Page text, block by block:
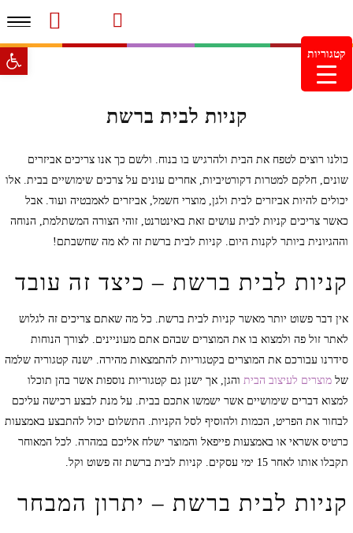
מוצרים חדשים
צור קשר מעקב הזמנות
קניות לבית ברשת
כולנו רוצים לטפח את הבית ולהרגיש בו בנוח. ולשם כך אנו צריכים אביזרים
שונים, חלקם למטרות דקורטיביות, אחרים עונים על צרכים שימושיים בבית. אלו
יכולים להיות אביזרים לבית ולגן, מוצרי חשמל, אביזרים לאמבטיה ועוד. אבל
כאשר צריכים קניות לבית עושים זאת באינטרנט, זוהי הצורה המשתלמת, הנוחה
וההגיונית ביותר לקנות היום. קניות לבית ברשת זה לא מה שחשבתם!
קניות לבית ברשת – כיצד זה עובד
אין דבר פשוט יותר מאשר קניות לבית ברשת. כל מה שאתם צריכים זה לגלוש
לאתר זול פה ולמצוא בו את המוצרים שבהם אתם מעוניינים. לצורך הנוחות
סידרנו עבורכם את המוצרים בקטגוריות להתמצאות מהירה. ישנה קטגוריה שלמה
של מוצרים לעיצוב הבית והגן, אך ישנן גם קטגוריות נוספות אשר בהן תוכלו
למצוא דברים שימושיים אשר ישמשו אתכם בבית. על מנת לבצע רכישה עליכם
לבחור את הפריט, הכמות ולהוסיף לסל הקניות. התשלום יכול להתבצע באמצעות
כרטיס אשראי או באמצעות פייפאל והמוצר ישלח אליכם במהרה. לכל המאוחר
תקבלו אותו לאחר 15 ימי עסקים. קניות לבית ברשת זה פשוט וקל.
קניות לבית ברשת – יתרון המבחר
קטגוריות פתח